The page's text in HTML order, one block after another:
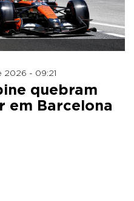
2026 - 09:21
quebram
em Barcelona